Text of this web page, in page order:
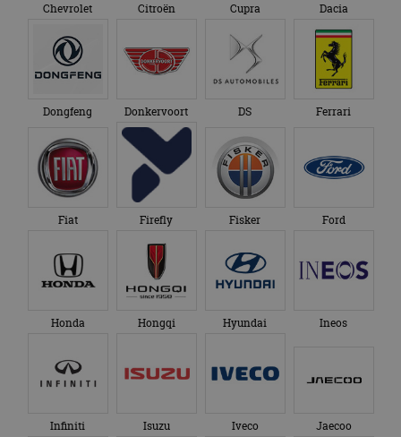
Chevrolet Citroën Cupra Dacia
Dongfeng Donkervoort DS Ferrari
Fiat Firefly Fisker Ford
Honda Hongqi Hyundai Ineos
Infiniti Isuzu Iveco Jaecoo